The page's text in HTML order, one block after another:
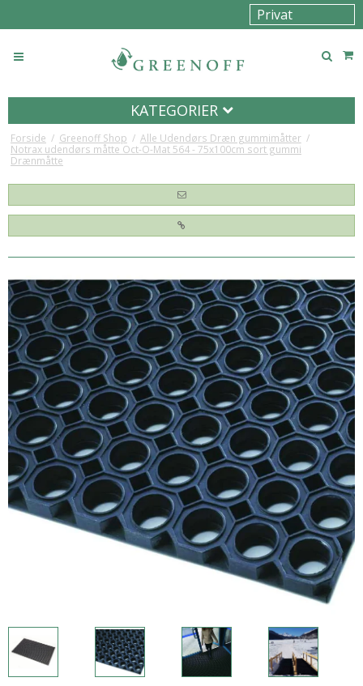
KATEGORIER
Forside / Greenoff Shop / Alle Udendørs Dræn gummimåtter /
Notrax udendørs måtte Oct-O-Mat 564 - 75x100cm sort gummi
Drænmåtte